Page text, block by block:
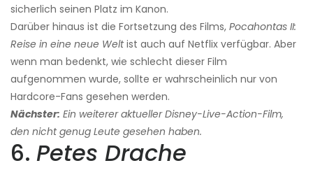
sicherlich seinen Platz im Kanon.
Darüber hinaus ist die Fortsetzung des Films, Pocahontas II:
Reise in eine neue Weltist auch auf Netflix verfügbar. Aber
wenn man bedenkt, wie schlecht dieser Film
aufgenommen wurde, sollte er wahrscheinlich nur von
Hardcore-Fans gesehen werden.
Nächster: Ein weiterer aktueller Disney-Live-Action-Film,
den nicht genug Leute gesehen haben.
6. Petes Drache